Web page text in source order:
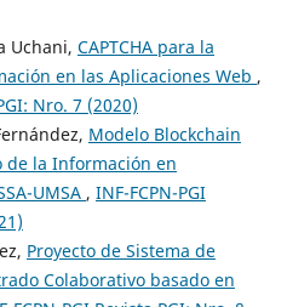
Uchani, CAPTCHA para la
en las Aplicaciones Web ,
Nro. 7 (2020)
Modelo Blockchain
de la Información en
UMSA , INF-FCPN-PGI
Proyecto de Sistema de
Colaborativo basado en